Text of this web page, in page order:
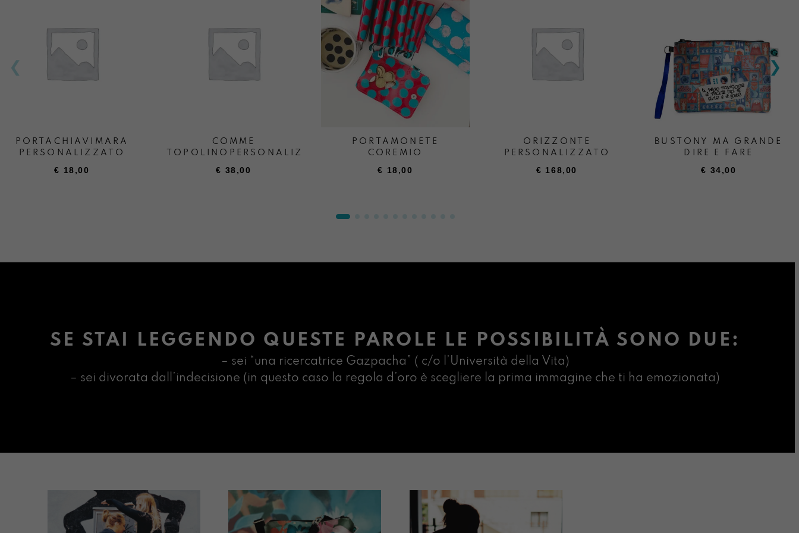
PORTACHIAVIMARA
PERSONALIZZATO
€ 18,00
COMME
TOPOLINOPERSONALIZZATO
€ 38,00
PORTAMONETE
COREMIO
€ 18,00
ORIZZONTE
PERSONALIZZATO
€ 168,00
BUSTONY MA GRANDE
DIRE E FARE
€ 34,00
SE STAI LEGGENDO QUESTE PAROLE LE POSSIBILITÀ SONO DUE:
– sei “una ricercatrice Gazpacha” ( c/o l’Università della Vita)
– sei divorata dall’indecisione (in questo caso la regola d’oro è scegliere la prima immagine che ti ha emozionata)